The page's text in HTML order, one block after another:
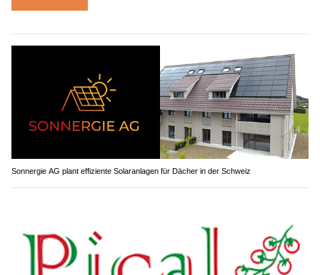
Sonnergie AG plant effiziente Solaranlagen für Dächer in der Schweiz